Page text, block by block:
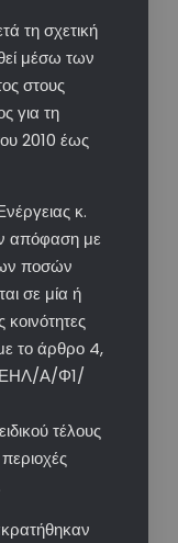
τη σχετική
μέσω των
στους
για τη
2010 έως
κ.
απόφαση με
ποσών
σε μία ή
κοινότητες
το άρθρο 4,
Α/Φ1/
τέλους